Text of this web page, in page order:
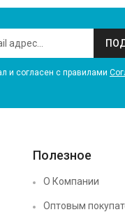
и согласен с правилами
Полезное
О Компании
Оптовым